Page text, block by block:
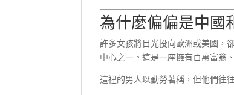
為什麼偏偏是中國
許多女孩將目光投向歐洲或美國，
中心之一。這是一座擁有百萬富翁
這裡的男人以勤勞著稱，但他們